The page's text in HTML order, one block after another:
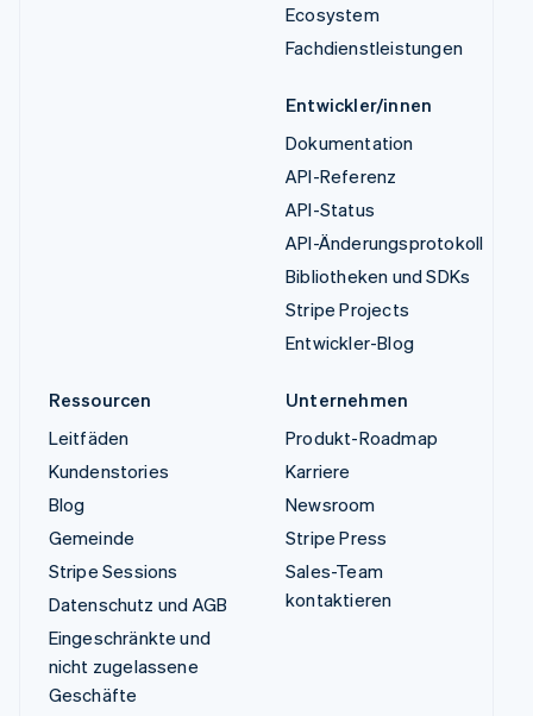
Ecosystem
Fachdienstleistungen
Entwickler/innen
Dokumentation
API-Referenz
API-Status
API-Änderungsprotokoll
Bibliotheken und SDKs
Stripe Projects
Entwickler-Blog
Ressourcen
Leitfäden
Kundenstories
Blog
Gemeinde
Stripe Sessions
Datenschutz und AGB
Eingeschränkte und
nicht zugelassene
Geschäfte
Unternehmen
Produkt-Roadmap
Karriere
Newsroom
Stripe Press
Sales-Team
kontaktieren